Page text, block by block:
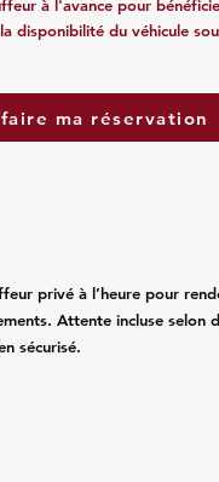
à l'avance pour
disponibilité du véhicule
faire ma réservation
privé à l’heure pour
Attente incluse selon
sécurisé.